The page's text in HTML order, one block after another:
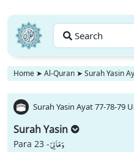
Search
Home ➤ Al-Quran ➤ Surah Yasin
Surah Yasin Ayat 77-78-79
Surah Yasin
Para 23 -وَ مَا لِیَ